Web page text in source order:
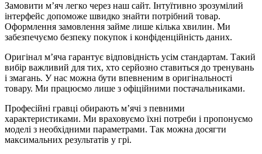
Замовити м’яч легко через наш сайт. Інтуїтивно зрозумілий
інтерфейс допоможе швидко знайти потрібний товар.
Оформлення замовлення займе лише кілька хвилин. Ми
забезпечуємо безпеку покупок і конфіденційність даних.
Оригінал м’яча гарантує відповідність усім стандартам. Такий
вибір важливий для тих, хто серйозно ставиться до тренувань
і змагань. У нас можна бути впевненим в оригінальності
товару. Ми працюємо лише з офіційними постачальниками.
Професійні гравці обирають м’ячі з певними
характеристиками. Ми враховуємо їхні потреби і пропонуємо
моделі з необхідними параметрами. Так можна досягти
максимальних результатів у грі.